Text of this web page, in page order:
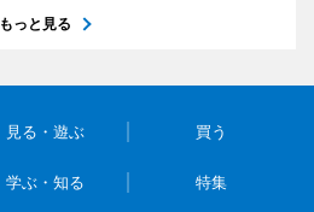
もっと見る
見る・遊ぶ 買う
学ぶ・知る 特集